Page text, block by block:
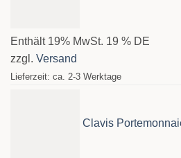
Enthält 19% MwSt. 19 % DE
zzgl. Versand
Lieferzeit: ca. 2-3 Werktage
Clavis